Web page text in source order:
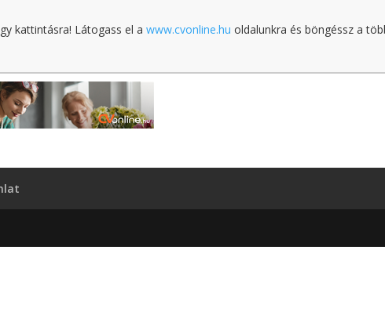
kattintásra! Látogass el awww.cvonline.hu oldalunkra és böngéssz a